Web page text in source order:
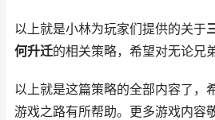
以上就是小林为玩家们提供的关于
何升迁的相关策略，希望对无论兄
以上就是这篇策略的全部内容了，
游戏之路有所帮助。更多游戏内容